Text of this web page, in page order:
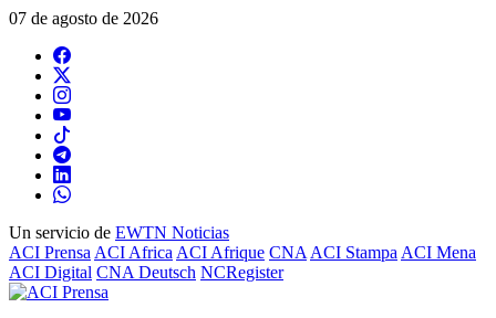
07 de agosto de 2026
Un servicio de EWTN Noticias
ACI Prensa ACI Africa ACI Afrique CNA ACI Stampa ACI Mena
ACI Digital CNA Deutsch NCRegister